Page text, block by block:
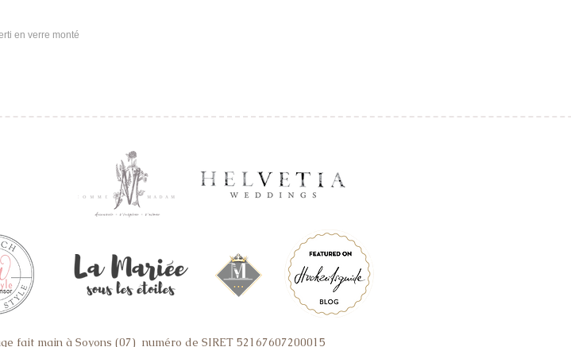
en verre monté
fait main à Soyons (07) numéro de SIRET 52167607200015